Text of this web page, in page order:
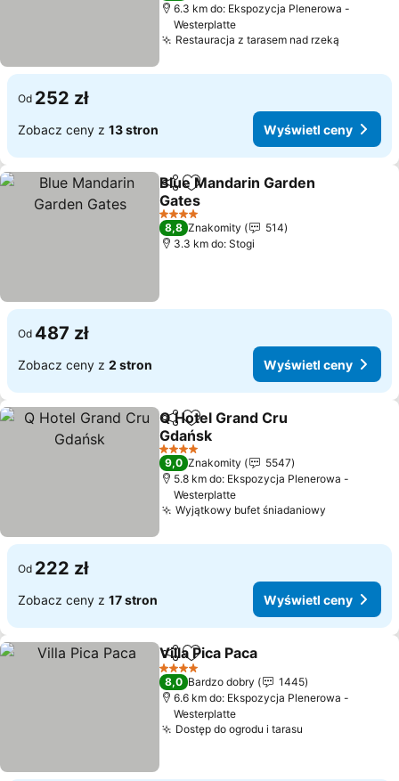
6.3 km do: Ekspozycja Plenerowa -
Westerplatte
Restauracja z tarasem nad rzeką
Od 252 zł
Zobacz ceny z 13 stron Wyświetl ceny
Udostępnij
Dodaj do ulubionych
Blue Mandarin Garden
Gates
Wyświetl ceny
4 Kategoria
8,8 Znakomity
514
3.3 km do: Stogi
Od 487 zł
Zobacz ceny z 2 stron Wyświetl ceny
Udostępnij
Dodaj do ulubionych
Q Hotel Grand Cru
Gdańsk
Wyświetl ceny
4 Kategoria
9,0 Znakomity
5547
5.8 km do: Ekspozycja Plenerowa -
Westerplatte
Wyjątkowy bufet śniadaniowy
Od 222 zł
Zobacz ceny z 17 stron Wyświetl ceny
Udostępnij
Dodaj do ulubionych
Villa Pica Paca
4 Kategoria
8,0 Bardzo dobry
1445
6.6 km do: Ekspozycja Plenerowa -
Westerplatte
Dostęp do ogrodu i tarasu